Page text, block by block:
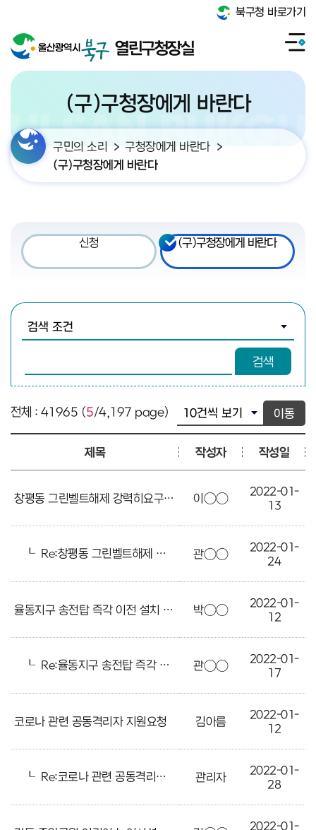
북구청 바로가기
열린구청장실
(구)구청장에게 바란다
구민의 소리
구청장에게 바란다
(구)구청장에게 바란다
신청 (구)구청장에게 바란다
검색
이동
전체 : 41965 (5/4,197 page)
제목 작성자 작성일
창평동 그린벨트해제 강력히요구합니다 이○○
2022-01-
13
┖ Re:창평동 그린벨트해제 강력히요구합니다 관○○
2022-01-
24
율동지구 송전탑 즉각 이전 설치 바랍니다 박○○
2022-01-
12
┖ Re:율동지구 송전탑 즉각 이전 설치 바랍니다 관○○
2022-01-
17
코로나 관련 공동격리자 지원요청 김아름
2022-01-
12
┖ Re:코로나 관련 공동격리자 지원요청 관리자
2022-01-
28
2022-01-